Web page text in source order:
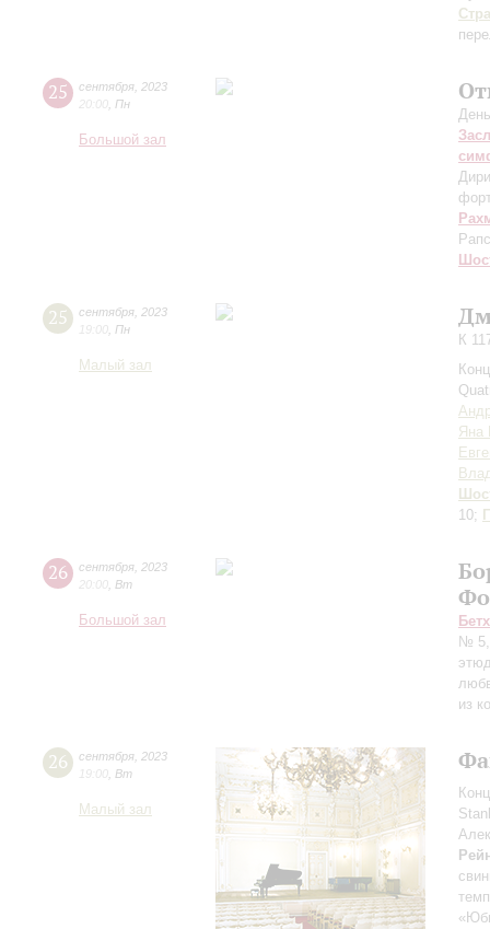
25 сентября 2023
20:00 Пн
Большой зал
25 сентября 2023
19:00 Пн
Малый зал
К
Яна
10;
26 сентября 2023
20:00 Вт
Большой зал
№
из
26 сентября 2023
19:00 Вт
Малый зал